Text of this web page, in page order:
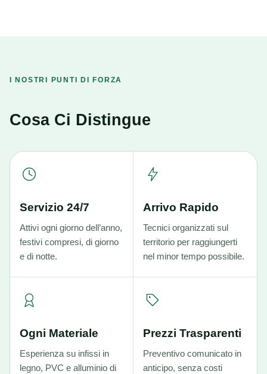
I NOSTRI PUNTI DI FORZA
Cosa Ci Distingue
Servizio 24/7
Attivi ogni giorno dell’anno,
festivi compresi, di giorno
e di notte.
Arrivo Rapido
Tecnici organizzati sul
territorio per raggiungerti
nel minor tempo possibile.
Ogni Materiale
Esperienza su infissi in
legno, PVC e alluminio di
Prezzi Trasparenti
Preventivo comunicato in
anticipo, senza costi